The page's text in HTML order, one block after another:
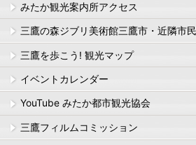
みたか観光案内所アクセス
三鷹の森ジブリ美術館三鷹市・近隣市
三鷹を歩こう! 観光マップ
イベントカレンダー
YouTube みたか都市観光協会
三鷹フィルムコミッション